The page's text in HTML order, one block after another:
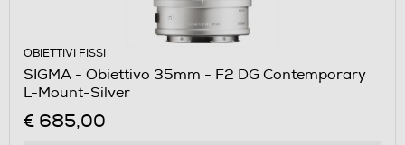
OBIETTIVI FISSI
SIGMA - Obiettivo 35mm - F2 DG Contemporary
L-Mount-Silver
€ 685,00